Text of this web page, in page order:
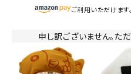
ご利用いただけます。
申し訳ございません。た